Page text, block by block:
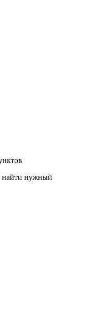
найти нужный